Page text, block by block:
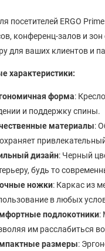
посетителей ERGO
конференц-залов и
для ваших клиентов и
характеристики:
форма:
и поддержку спины.
материалы:
дизайн: Черный
будь то
ножки: Каркас из
в любых
подлокотники:
им расслабиться
размеры: